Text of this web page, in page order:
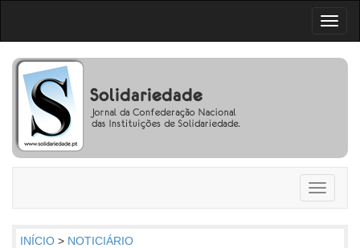
Toggle
INÍCIO > NOTICIÁRIO